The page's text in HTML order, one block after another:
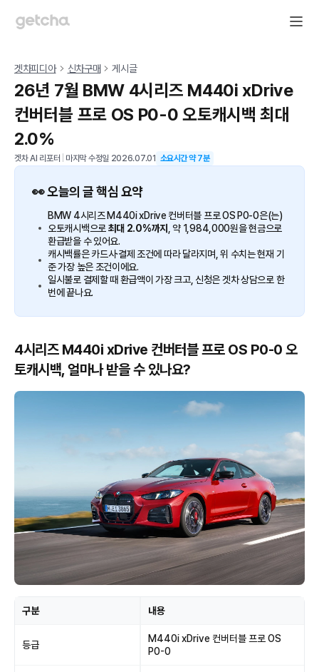
겟차피디아 신차구매 게시글
26년 7월 BMW 4시리즈 M440i xDrive
컨버터블 프로 OS P0-0 오토캐시백 최대
2.0%
겟차 AI 리포터 마지막 수정일 2026.07.01 소요시간 약7분
👀 오늘의 글 핵심 요약
BMW 4시리즈 M440i xDrive 컨버터블 프로 OS P0-0은(는)
오토캐시백으로 최대 2.0%까지 , 약 1,984,000원을 현금으로
환급받을 수 있어요.
캐시백률은 카드사·결제 조건에 따라 달라지며, 위 수치는 현재 기
준 가장 높은 조건이에요.
일시불로 결제할 때 환급액이 가장 크고, 신청은 겟차 상담으로 한
번에 끝나요.
4시리즈 M440i xDrive 컨버터블 프로 OS P0-0 오
토캐시백, 얼마나 받을 수 있나요?
구분 내용
등급
M440i xDrive 컨버터블 프로 OS
P0-0